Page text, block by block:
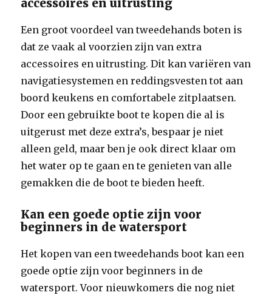
accessoires en uitrusting
Een groot voordeel van tweedehands boten is
dat ze vaak al voorzien zijn van extra
accessoires en uitrusting. Dit kan variëren van
navigatiesystemen en reddingsvesten tot aan
boord keukens en comfortabele zitplaatsen.
Door een gebruikte boot te kopen die al is
uitgerust met deze extra’s, bespaar je niet
alleen geld, maar ben je ook direct klaar om
het water op te gaan en te genieten van alle
gemakken die de boot te bieden heeft.
Kan een goede optie zijn voor
beginners in de watersport
Het kopen van een tweedehands boot kan een
goede optie zijn voor beginners in de
watersport. Voor nieuwkomers die nog niet